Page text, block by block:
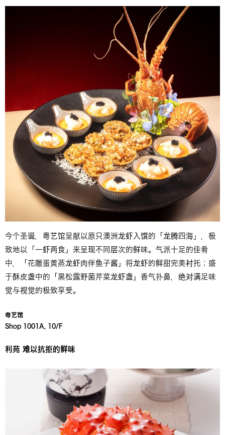
今个圣诞，粤艺馆呈献以原只澳洲龙虾入馔的「龙腾四海」，极
致地以「一虾两食」来呈现不同层次的鲜味。气派十足的佳肴
中，「花雕蛋黄蒸龙虾肉伴鱼子酱」将龙虾的鲜甜完美衬托；盛
于酥皮盏中的「黑松露野菌芹菜龙虾盏」香气扑鼻，绝对满足味
觉与视觉的极致享受。
粤艺馆
利苑 难以抗拒的鲜味